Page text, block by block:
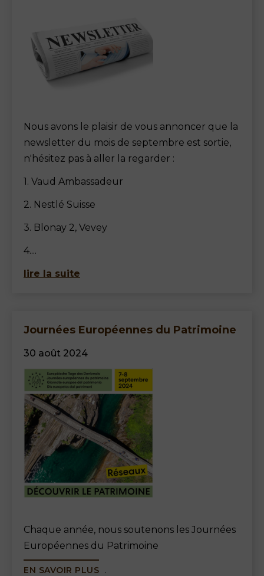
Nous avons le plaisir de vous annoncer que la
newsletter du mois de septembre est sortie,
n'hésitez pas à aller la regarder :
1. Vaud Ambassadeur
2. Nestlé Suisse
3. Blonay 2, Vevey
4....
lire la suite
Journées Européennes du Patrimoine
30 août 2024
Chaque année, nous soutenons les Journées
Européennes du Patrimoine
EN SAVOIR PLUS .